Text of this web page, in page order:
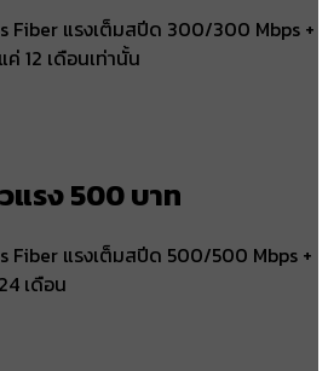
Fiber แรงเต็มสปีด 300/300 Mbps +
12 เดือนเท่านั้น
แรง 500 บาท
Fiber แรงเต็มสปีด 500/500 Mbps +
เดือน